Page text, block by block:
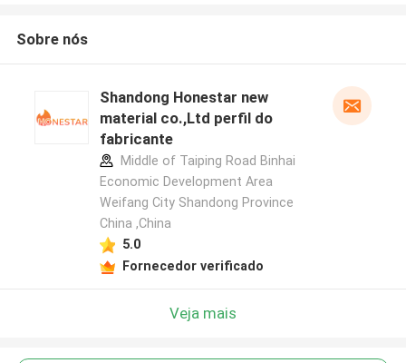
Sobre nós
Shandong Honestar new
material co.,Ltd perfil do
fabricante
Middle of Taiping Road Binhai
Economic Development Area
Weifang City Shandong Province
China ,China
5.0
Fornecedor verificado
Veja mais